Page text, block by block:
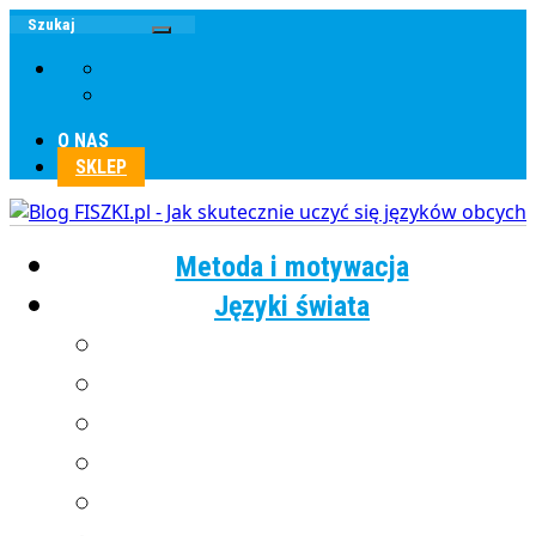
O NAS
SKLEP
Metoda i motywacja
Języki świata